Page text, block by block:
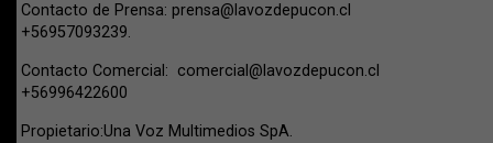
Contacto de Prensa: prensa@lavozdepucon.cl
+56957093239.
Contacto Comercial: comercial@lavozdepucon.cl
+56996422600
Propietario:Una Voz Multimedios SpA.